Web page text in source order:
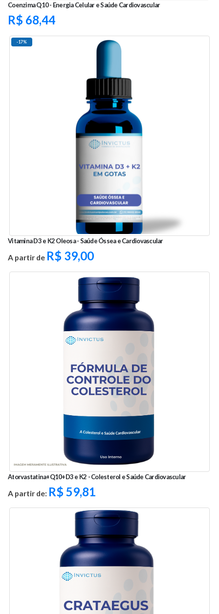
Coenzima Q10 - Energia Celular e Saúde Cardiovascular
R$ 68,44
-17%
Vitamina D3 e K2 Oleosa - Saúde Óssea e Cardiovascular
A partir de R$ 39,00
Atorvastatina+Q10+D3 e K2 - Colesterol e Saúde Cardiovascular
A partir de: R$ 59,81